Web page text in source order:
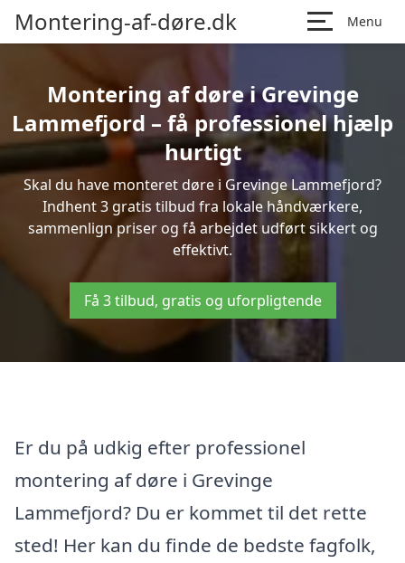
Montering-af-døre.dk Menu
Montering af døre i Grevinge
Lammefjord – få professionel hjælp
hurtigt
Skal du have monteret døre i Grevinge Lammefjord?
Indhent 3 gratis tilbud fra lokale håndværkere,
sammenlign priser og få arbejdet udført sikkert og
effektivt.
Få 3 tilbud, gratis og uforpligtende
Er du på udkig efter professionel
montering af døre i Grevinge
Lammefjord? Du er kommet til det rette
sted! Her kan du finde de bedste fagfolk,